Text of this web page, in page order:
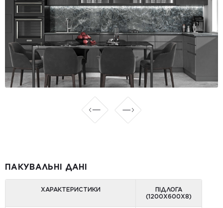
ПАКУВАЛЬНІ ДАНІ
ХАРАКТЕРИСТИКИ
ПІДЛОГА
(1200Х600Х8)